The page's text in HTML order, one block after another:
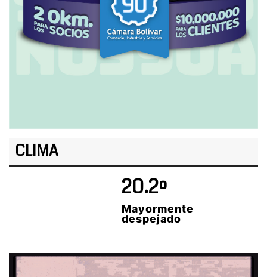
CLIMA
20.2º
Mayormente
despejado